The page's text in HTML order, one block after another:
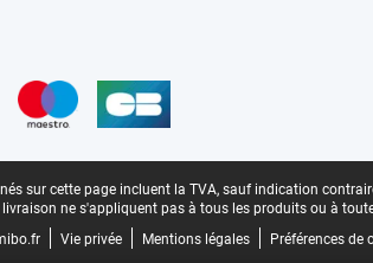
sur cette page incluent la TVA, sauf indication
livraison ne s'appliquent pas à tous les produits ou à
Vie privée Mentions légales Préférences de